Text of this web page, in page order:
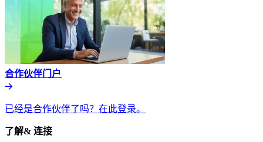
合作伙伴门户​​
已经是合作伙伴了吗？在此登录。​​
了解& 连接​​